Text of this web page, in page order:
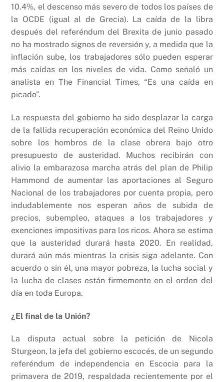
10.4%, el descenso más severo de todos los países de
la OCDE (igual al de Grecia). La caída de la libra
después del referéndum del Brexita de junio pasado
no ha mostrado signos de reversión y, a medida que la
inflación sube, los trabajadores sólo pueden esperar
más caídas en los niveles de vida. Como señaló un
analista en The Financial Times, “Es una caída en
picado”.
La respuesta del gobierno ha sido desplazar la carga
de la fallida recuperación económica del Reino Unido
sobre los hombros de la clase obrera bajo otro
presupuesto de austeridad. Muchos recibirán con
alivio la embarazosa marcha atrás del plan de Philip
Hammond de aumentar las aportaciones al Seguro
Nacional de los trabajadores por cuenta propia, pero
indudablemente nos esperan años de subida de
precios, subempleo, ataques a los trabajadores y
exenciones impositivas para los ricos. Ahora se estima
que la austeridad durará hasta 2020. En realidad,
durará aún más mientras la crisis siga adelante. Con
acuerdo o sin él, una mayor pobreza, la lucha social y
la lucha de clases están firmemente en el orden del
día en toda Europa.
¿El final de la Unión?
La disputa actual sobre la petición de Nicola
Sturgeon, la jefa del gobierno escocés, de un segundo
referéndum de independencia en Escocia para la
primavera de 2019, respaldada recientemente por el